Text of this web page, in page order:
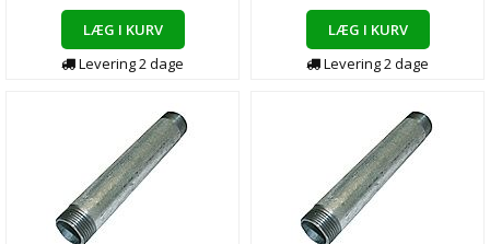
LÆG I KURV
Levering 2 dage
LÆG I KURV
Levering 2 dage